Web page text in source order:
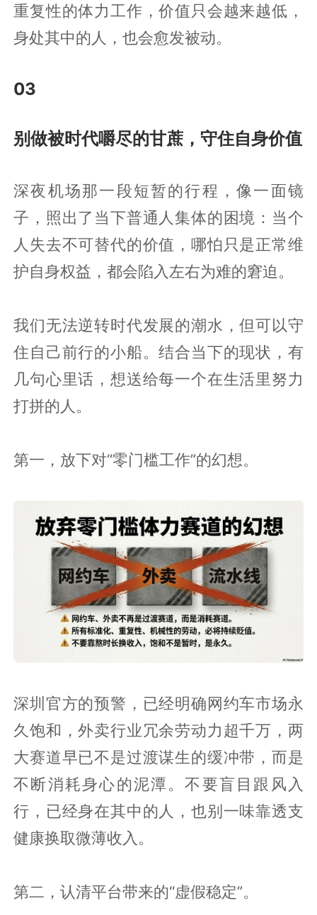
重复性的体力工作，价值只会越来越低，
身处其中的人，也会愈发被动。
03
别做被时代嚼尽的甘蔗，守住自身价值
深夜机场那一段短暂的行程，像一面镜
子，照出了当下普通人集体的困境：当个
人失去不可替代的价值，哪怕只是正常维
护自身权益，都会陷入左右为难的窘迫。
我们无法逆转时代发展的潮水，但可以守
住自己前行的小船。结合当下的现状，有
几句心里话，想送给每一个在生活里努力
打拼的人。
第一，放下对“零门槛工作”的幻想。
深圳官方的预警，已经明确网约车市场永
久饱和，外卖行业冗余劳动力超千万，两
大赛道早已不是过渡谋生的缓冲带，而是
不断消耗身心的泥潭。不要盲目跟风入
行，已经身在其中的人，也别一味靠透支
健康换取微薄收入。
第二，认清平台带来的“虚假稳定”。